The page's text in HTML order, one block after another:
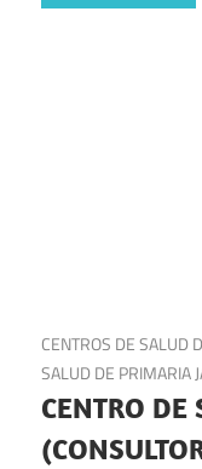
13 de junio de 2025
CENTROS DE SALUD
SALUD DE PRIMARIA
CENTRO DE